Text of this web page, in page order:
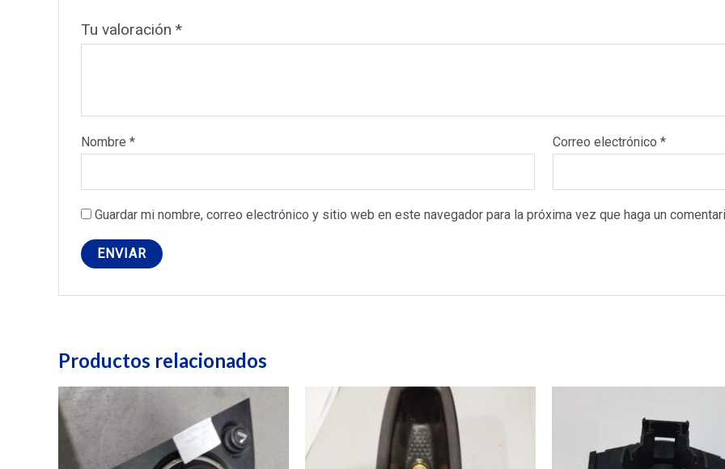
Tu valoración *
Nombre * Correo electrónico*
Guardar mi nombre, correo electrónico y sitio web en este navegador para la próxima vez que haga un
Productos relacionados